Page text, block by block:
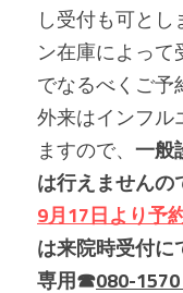
し受付も可と
ン在庫によっ
でなるべくご
外来はインフル
ますので、 一般
は行えませんの
9月17日より予
は来院時受付
専用☎080-